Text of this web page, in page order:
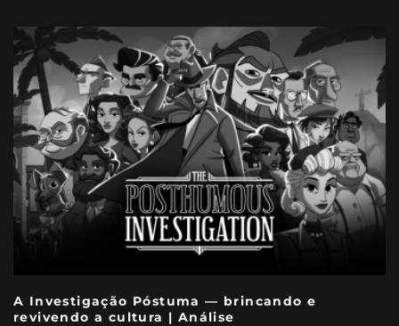
A Investigação Póstuma — brincando e
revivendo a cultura | Análise